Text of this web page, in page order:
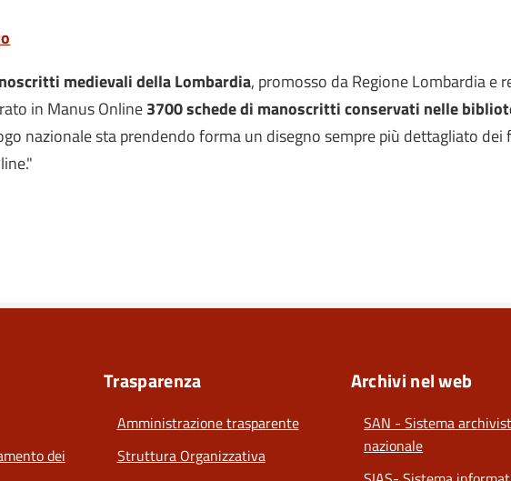
medievali della Lombardia, promosso da Regione Lombardia e
in Manus Online3700 schede di manoscritti conservati nelle
nazionale sta prendendo forma un disegno sempre più dettagliato
dei
Trasparenza
Amministrazione trasparente
Struttura Organizzativa
Archivi nel web
SAN - Sistema
nazionale